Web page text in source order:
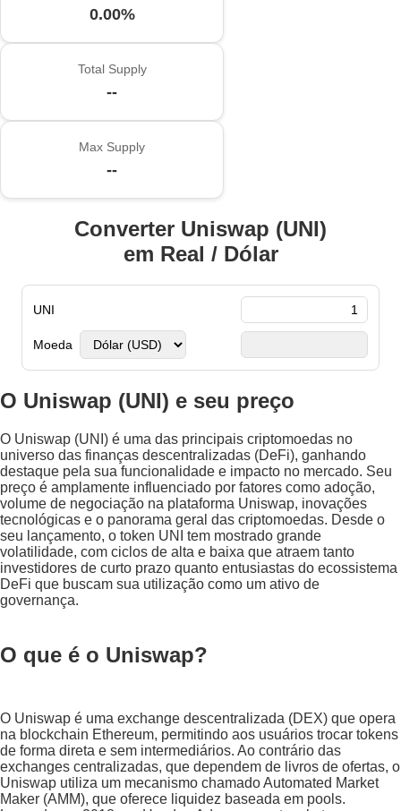
0.00%
Total Supply
--
Max Supply
--
Converter Uniswap (UNI)
em Real / Dólar
UNI
Moeda
O Uniswap (UNI) e seu preço
O Uniswap (UNI) é uma das principais criptomoedas no
universo das finanças descentralizadas (DeFi), ganhando
destaque pela sua funcionalidade e impacto no mercado. Seu
preço é amplamente influenciado por fatores como adoção,
volume de negociação na plataforma Uniswap, inovações
tecnológicas e o panorama geral das criptomoedas. Desde o
seu lançamento, o token UNI tem mostrado grande
volatilidade, com ciclos de alta e baixa que atraem tanto
investidores de curto prazo quanto entusiastas do ecossistema
DeFi que buscam sua utilização como um ativo de
governança.
O que é o Uniswap?
O Uniswap é uma exchange descentralizada (DEX) que opera
na blockchain Ethereum, permitindo aos usuários trocar tokens
de forma direta e sem intermediários. Ao contrário das
exchanges centralizadas, que dependem de livros de ofertas, o
Uniswap utiliza um mecanismo chamado Automated Market
Maker (AMM), que oferece liquidez baseada em pools.